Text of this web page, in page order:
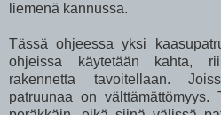
liemenä kannussa.
Tässä ohjeessa yksi
ohjeissa käytetään kahta,
rakennetta tavoitellaan.
patruunaa on